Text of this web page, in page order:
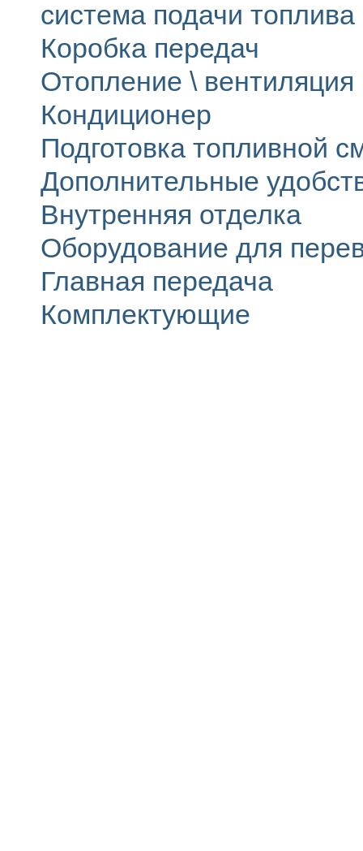
система подачи топлива
Коробка передач
Отопление \ вентиляция
Кондиционер
Подготовка топливной
Дополнительные
Внутренняя отделка
Оборудование для
Главная передача
Комплектующие